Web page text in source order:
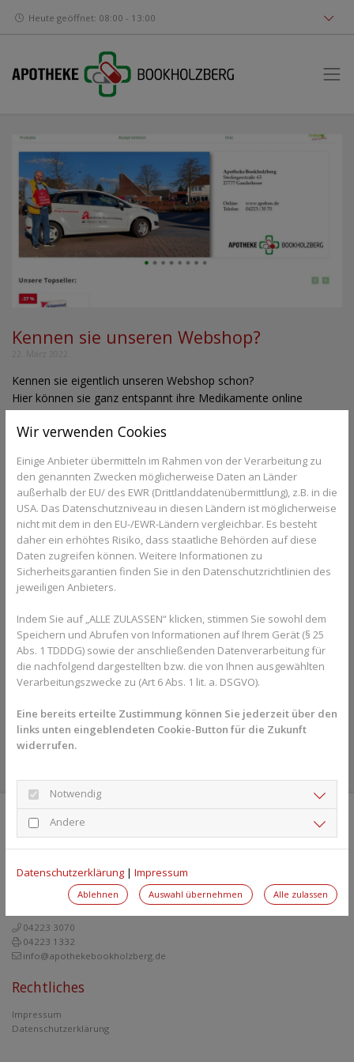
Heute geöffnet: 08:00 - 13:00
Kennen sie unseren Webshop?
Kennen sie eigentlich unseren Webshop schon?
Hier können sie ganz entspannt ihre Medikamente online
bestellen.
Egal ob es ein Rezept von ihrem Doktor ist oder sie Mittelchen
Einfach in den Produktkategorien stöbern, in den Warenkorb
legen, angeben ob sie es aus der Apotheke abholen oder
geliefert bekommen möchten und ihre Bestellung abschließen.
Sollten sie bis 15.30Uhr bestellen, kommt die Ware sogar noch
am selben Tag in die Apotheke oder zu ihnen nach Hause.
Ebenso werden sie per E-Mail auf dem Laufenden gehalten wie
der Stand ihrer Bestellung ist, ob in Bearbeitung, Abholbereit
oder bereits unterwegs.
Unterwww.apoboo.deoder scannen sie einfach den QR-Code
ab.
Stedinger Str. 63
27777 Ganderkesee
04223 3070
04223 1332
info@apothekebookholzberg.de
Rechtliches
Impressum
Datenschutzerklärung
Wir verwenden Cookies
Einige Anbieter übermitteln im Rahmen von der Verarbeitung zu
den genannten Zwecken möglicherweise Daten an Länder
außerhalb der EU/ des EWR (Drittlanddatenübermittlung), z.B. in die
USA. Das Datenschutzniveau in diesen Ländern ist möglicherweise
nicht mit dem in den EU-/EWR-Ländern vergleichbar. Es besteht
daher ein erhöhtes Risiko, dass staatliche Behörden auf diese
Daten zugreifen können. Weitere Informationen zu
Sicherheitsgarantien finden Sie in den Datenschutzrichtlinien des
jeweiligen Anbieters.
Indem Sie auf „ALLE ZULASSEN“ klicken, stimmen Sie sowohl dem
Speichern und Abrufen von Informationen auf Ihrem Gerät (§ 25
Abs. 1 TDDDG) sowie der anschließenden Datenverarbeitung für
die nachfolgend dargestellten bzw. die von Ihnen ausgewählten
Verarbeitungszwecke zu (Art 6 Abs. 1 lit. a. DSGVO).
Eine bereits erteilte Zustimmung können Sie jederzeit über den
links unten eingeblendeten Cookie-Button für die Zukunft
widerrufen.
Notwendig
Andere
Datenschutzerklärung | Impressum
Ablehnen Auswahl übernehmen Alle zulassen